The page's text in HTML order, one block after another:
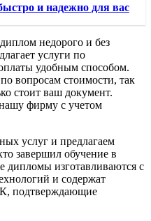
и надежно для вас
недорого и без
услуги по
удобным способом.
вопросам стоимости, так
стоит ваш документ.
фирму с учетом
услуг и предлагаем
завершил обучение в
дипломы изготавливаются с
и содержат
подтверждающие